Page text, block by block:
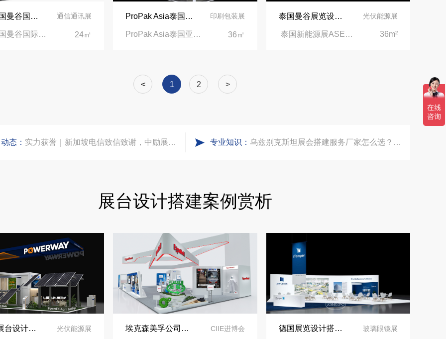
2026泰国曼谷国际电子生产设备暨微电子展览会展台设计搭建公司 通信通讯展
2026泰国曼谷国际电子生产设备暨微电子展览会|BITEC, Bangkok, Thailand 24㎡
ProPak Asia泰国亚太国际加工及包装技术展览会展台设计搭建-国家级专精特新小巨人企业“仅一联合智造” 印刷包装展
ProPak Asia泰国亚太国际加工及包装技术展览会|泰国曼谷国际贸易会展中心BITEC 36㎡
泰国曼谷展览设计搭建 | 保威新能源再战泰国新能源展 光伏能源展
泰国新能源展ASEW|泰国诗丽吉王后国家会议中心 36m²
< 1 2 >
态：
凝心聚力，逐浪盛夏｜中励展览 2026 年 7 月莫干山三日团建之旅圆满收官
粽情端午，展梦申城
实力加冕｜中励展览入选第四届链博会推荐搭建施工服务商名录
再获殊荣！中励展览荣获世界制药原料中国展可持续金奖
专业知识：
展台设计搭建案例赏析
意大利展台设计搭建-保威新能源在意大利里米尼会展中心推出最新产品-中励展览设计策划公司 光伏能源展 埃克森美孚公司在第三届进博会上展示非凡的展台搭建设计 CIIE进博会 德国展览设计搭建 | 见证精工登场玻璃工业展览会 Glasstec 2024 玻璃眼镜展